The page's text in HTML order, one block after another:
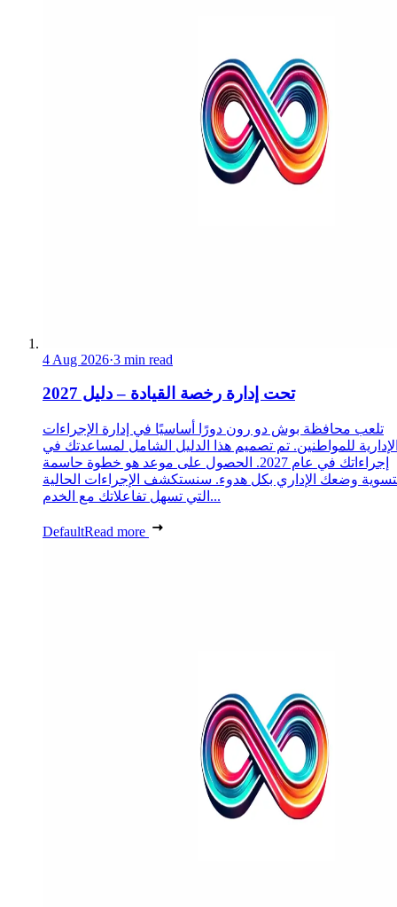
4 Aug 2026·3 min read
تحت إدارة رخصة القيادة – دليل 2027
تلعب محافظة بوش دو رون دورًا أساسيًا في إدارة الإجراءات
للمواطنين. تم تصميم هذا الدليل الشامل لمساعدتك في
إجراءاتك في عام 2027. الحصول على موعد هو خطوة حاسمة
وضعك الإداري بكل هدوء. سنستكشف الإجراءات الحالية
التي تسهل تفاعلاتك مع الخدم...
DefaultRead more